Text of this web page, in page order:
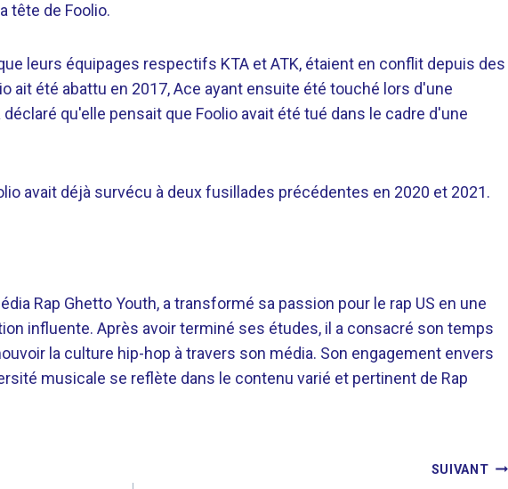
tête de Foolio.
leurs équipages respectifs KTA et ATK, étaient en conflit depuis des
ait été abattu en 2017, Ace ayant ensuite été touché lors d'une
qu'elle pensait que Foolio avait été tué dans le cadre d'une
avait déjà survécu à deux fusillades précédentes en 2020 et 2021.
Rap Ghetto Youth, a transformé sa passion pour le rap US en une
influente. Après avoir terminé ses études, il a consacré son temps
la culture hip-hop à travers son média. Son engagement envers
musicale se reflète dans le contenu varié et pertinent de Rap
SUIVANT